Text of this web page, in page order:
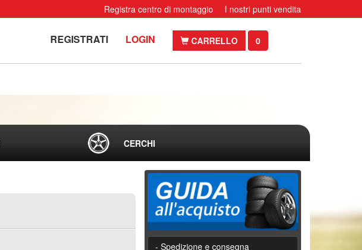
Registra centro di montaggio I nostri punti vendita
REGISTRATI LOGIN CARRELLO 0
CERCHI
- Spedizione e consegna